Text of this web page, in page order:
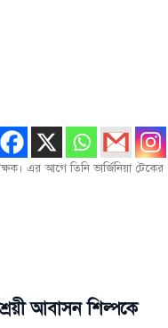
এর আগে তিনি ভার্জিনিয়া টেকের
আবাসন শিল্পকে